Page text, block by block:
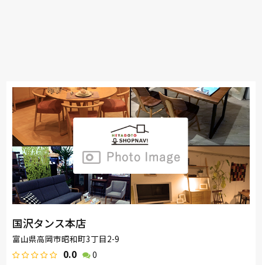
国沢タンス本店
富山県高岡市昭和町3丁目2-9
0.0 0